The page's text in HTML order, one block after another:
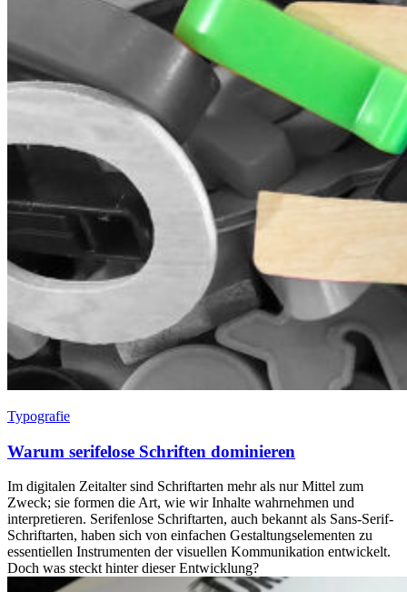
Typografie
Warum serifelose Schriften dominieren
Im digitalen Zeitalter sind Schriftarten mehr als nur Mittel zum
Zweck; sie formen die Art, wie wir Inhalte wahrnehmen und
interpretieren. Serifenlose Schriftarten, auch bekannt als Sans-Serif-
Schriftarten, haben sich von einfachen Gestaltungselementen zu
essentiellen Instrumenten der visuellen Kommunikation entwickelt.
Doch was steckt hinter dieser Entwicklung?